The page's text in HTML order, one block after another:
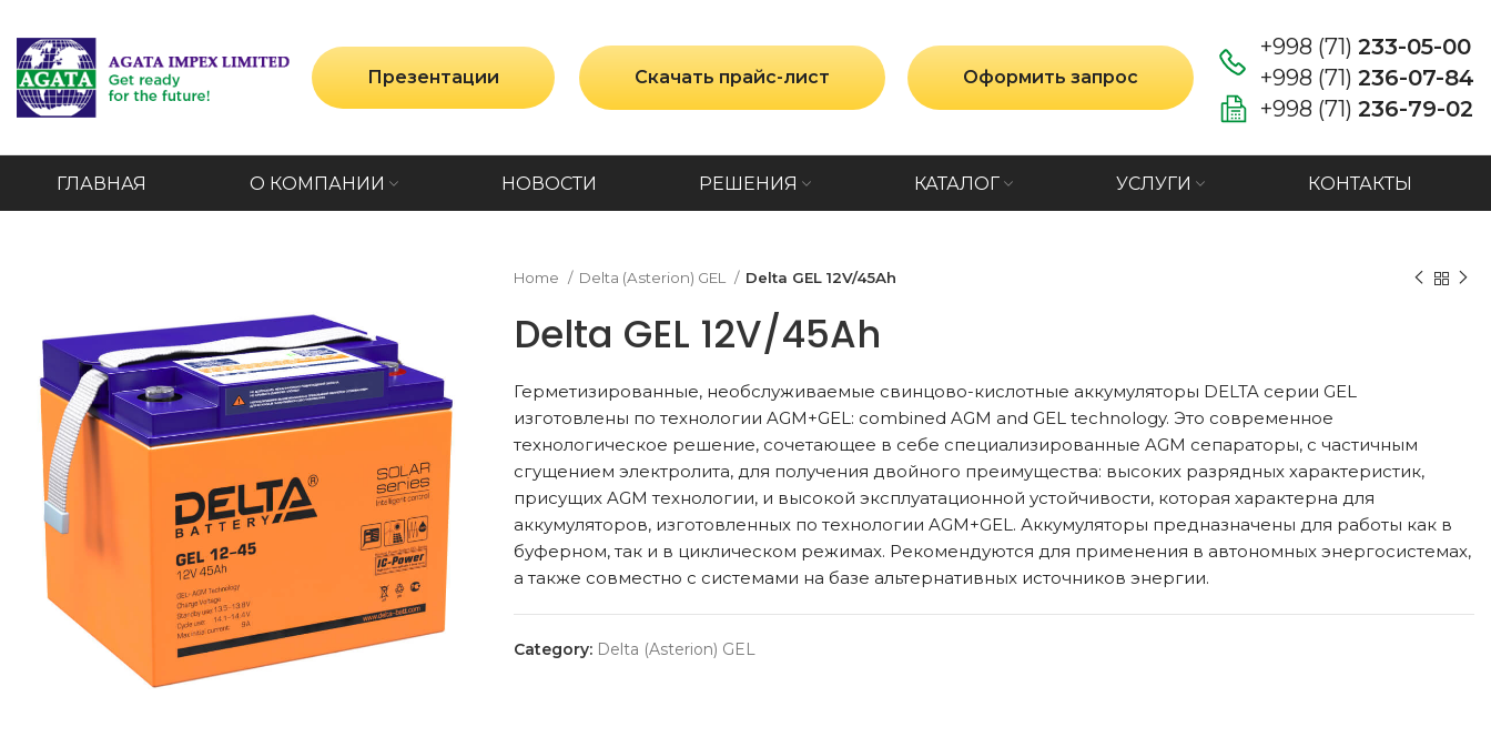
Презентации Скачать прайс-лист Оформить запрос
+998 (71) 233-05-00
+998 (71) 236-07-84
+998 (71) 236-79-02
ГЛАВНАЯ О КОМПАНИИ НОВОСТИ РЕШЕНИЯ КАТАЛОГ УСЛУГИ КОНТАКТЫ
Home Delta (Asterion) GEL Delta GEL 12V/45Ah
Delta GEL 12V/45Ah
Герметизированные, необслуживаемые свинцово-кислотные аккумуляторы DELTA серии GEL
изготовлены по технологии AGM+GEL: combined AGM and GEL technology. Это современное
технологическое решение, сочетающее в себе специализированные AGM сепараторы, с частичным
сгущением электролита, для получения двойного преимущества: высоких разрядных характеристик,
присущих AGM технологии, и высокой эксплуатационной устойчивости, которая характерна для
аккумуляторов, изготовленных по технологии AGM+GEL. Аккумуляторы предназначены для работы как в
буферном, так и в циклическом режимах. Рекомендуются для применения в автономных энергосистемах,
а также совместно с системами на базе альтернативных источников энергии.
Category: Delta (Asterion) GEL